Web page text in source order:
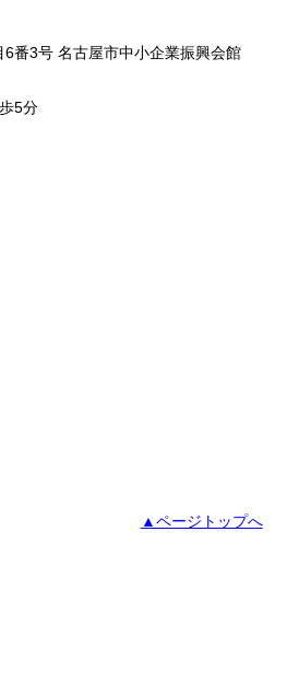
番3号 名古屋市中小企業振興会館
5分
▲ページトップへ